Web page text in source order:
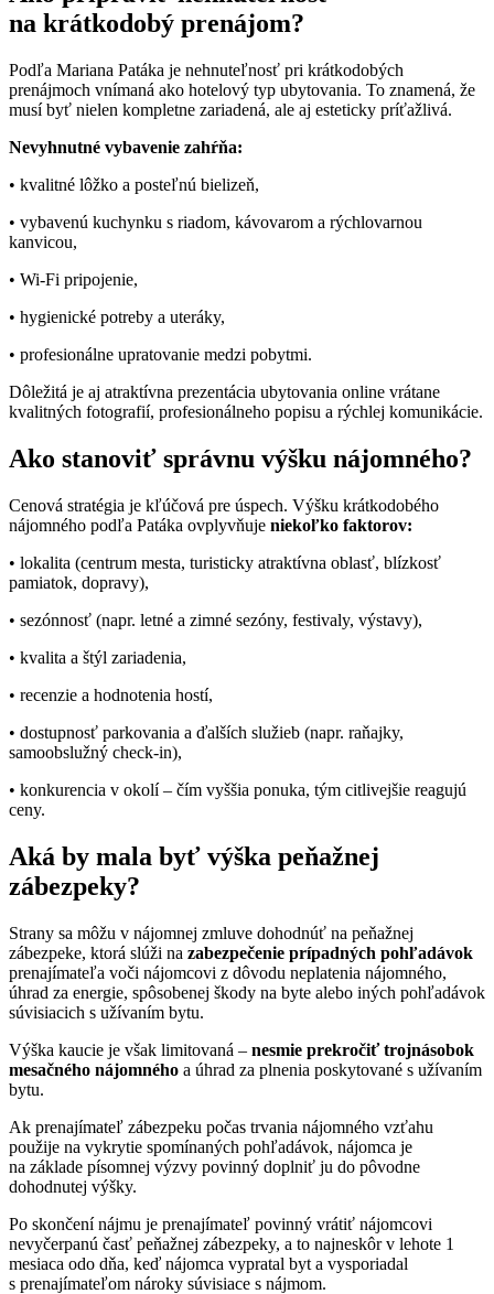
na krátkodobý prenájom?
Podľa Mariana Patáka je nehnuteľnosť pri krátkodobých
prenájmoch vnímaná ako hotelový typ ubytovania. To znamená, že
musí byť nielen kompletne zariadená, ale aj esteticky príťažlivá.
Nevyhnutné vybavenie zahŕňa:
• kvalitné lôžko a posteľnú bielizeň,
• vybavenú kuchynku s riadom, kávovarom a rýchlovarnou
kanvicou,
• Wi-Fi pripojenie,
• hygienické potreby a uteráky,
• profesionálne upratovanie medzi pobytmi.
Dôležitá je aj atraktívna prezentácia ubytovania online vrátane
kvalitných fotografií, profesionálneho popisu a rýchlej komunikácie.
Ako stanoviť správnu výšku nájomného?
Cenová stratégia je kľúčová pre úspech. Výšku krátkodobého
nájomného podľa Patáka ovplyvňuje niekoľko faktorov:
• lokalita (centrum mesta, turisticky atraktívna oblasť, blízkosť
pamiatok, dopravy),
• sezónnosť (napr. letné a zimné sezóny, festivaly, výstavy),
• kvalita a štýl zariadenia,
• recenzie a hodnotenia hostí,
• dostupnosť parkovania a ďalších služieb (napr. raňajky,
samoobslužný check-in),
• konkurencia v okolí – čím vyššia ponuka, tým citlivejšie reagujú
ceny.
Aká by mala byť výška peňažnej
zábezpeky?
Strany sa môžu v nájomnej zmluve dohodnúť na peňažnej
zábezpeke, ktorá slúži na zabezpečenie prípadných pohľadávok
prenajímateľa voči nájomcovi z dôvodu neplatenia nájomného,
úhrad za energie, spôsobenej škody na byte alebo iných pohľadávok
súvisiacich s užívaním bytu.
Výška kaucie je však limitovaná –⁠⁠⁠⁠⁠⁠ nesmie prekročiť trojnásobok
mesačného nájomného a úhrad za plnenia poskytované s užívaním
bytu.
Ak prenajímateľ zábezpeku počas trvania nájomného vzťahu
použije na vykrytie spomínaných pohľadávok, nájomca je
na základe písomnej výzvy povinný doplniť ju do pôvodne
dohodnutej výšky.
Po skončení nájmu je prenajímateľ povinný vrátiť nájomcovi
nevyčerpanú časť peňažnej zábezpeky, a to najneskôr v lehote 1
mesiaca odo dňa, keď nájomca vypratal byt a vysporiadal
s prenajímateľom nároky súvisiace s nájmom.